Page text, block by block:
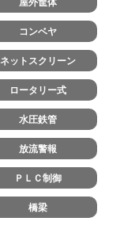
コンベヤ
ネットスクリーン
ロータリー式
水圧鉄管
放流警報
ＰＬＣ制御
橋梁